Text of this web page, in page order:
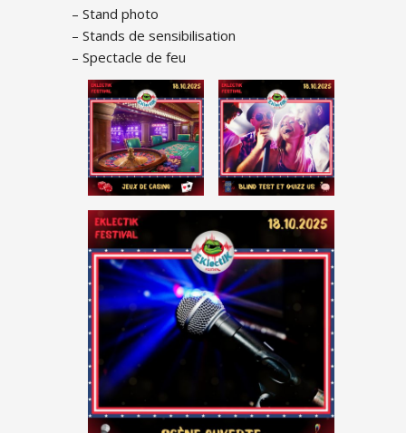
– Stand photo
– Stands de sensibilisation
– Spectacle de feu